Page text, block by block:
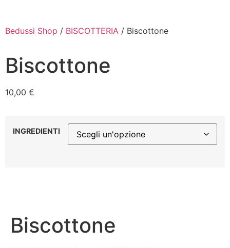
Bedussi Shop / BISCOTTERIA / Biscottone
Biscottone
10,00 €
INGREDIENTI
Biscottone